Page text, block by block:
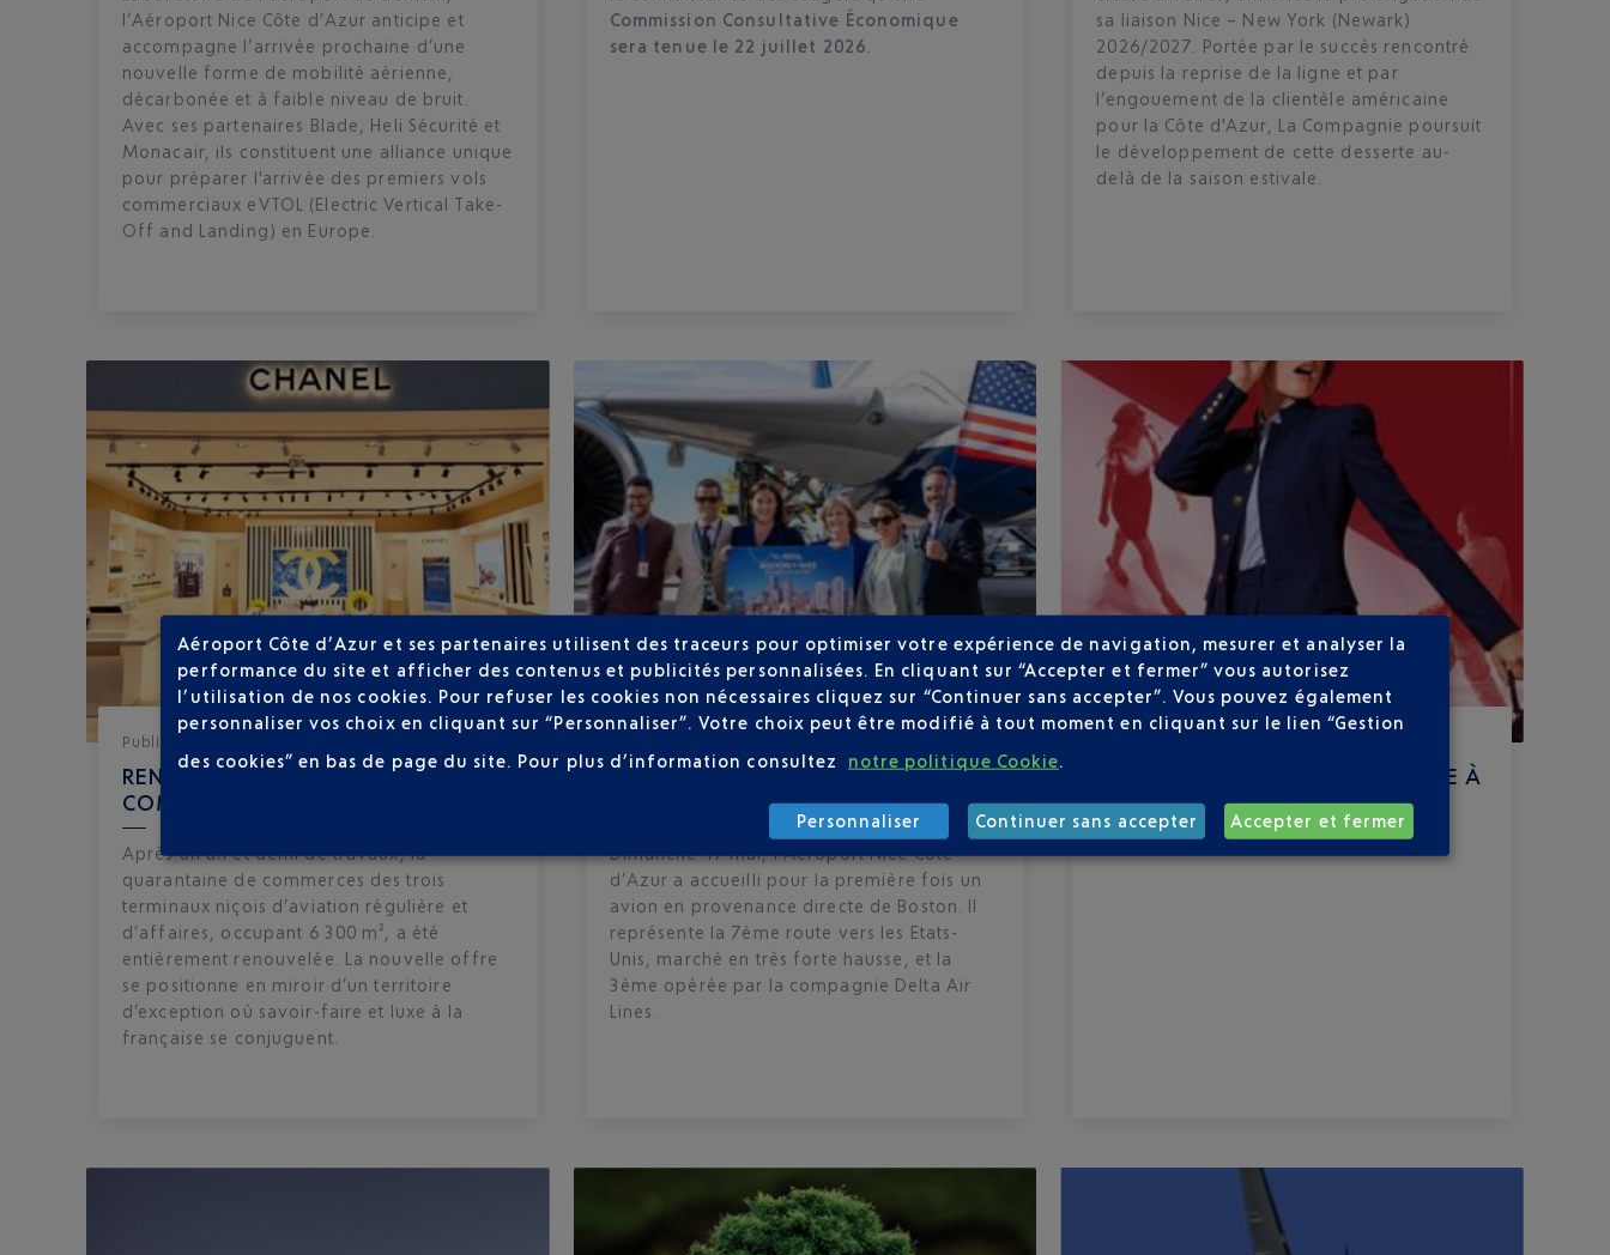
l’Aéroport Nice Côte d’Azur anticipe et
accompagne l’arrivée prochaine d’une
nouvelle forme de mobilité aérienne,
décarbonée et à faible niveau de bruit.
Avec ses partenaires Blade, Heli Sécurité et
Monacair, ils constituent une alliance unique
pour préparer l'arrivée des premiers vols
commerciaux eVTOL (Electric Vertical Take-
Off and Landing) en Europe.
Commission Consultative Économique
sera tenue le 22 juillet 2026.
sa liaison Nice – New York (Newark)
2026/2027. Portée par le succès rencontré
depuis la reprise de la ligne et par
l’engouement de la clientèle américaine
pour la Côte d'Azur, La Compagnie poursuit
le développement de cette desserte au-
delà de la saison estivale.
Publié
RENOUVELLEMENT DE L'OFFRE
COMMERCIALE
Après un an et demi de travaux, la
quarantaine de commerces des trois
terminaux niçois d’aviation régulière et
d’affaires, occupant 6 300 m², a été
entièrement renouvelée. La nouvelle offre
se positionne en miroir d’un territoire
d’exception où savoir-faire et luxe à la
française se conjuguent.
INAUGURATION DE LA LIGNE NICE-
BOSTON AVEC DELTA AIR LINES
Dimanche 17 mai, l’Aéroport Nice Côte
d’Azur a accueilli pour la première fois un
avion en provenance directe de Boston. Il
représente la 7ème route vers les Etats-
Unis, marché en très forte hausse, et la
3ème opérée par la compagnie Delta Air
Lines.
VIVEZ L’EXPÉRIENCE TAPIS ROUGE À
L’AÉROPORT DE NICE
Aéroport Côte d’Azur et ses partenaires utilisent des traceurs pour optimiser votre expérience de navigation, mesurer et analyser la
performance du site et afficher des contenus et publicités personnalisées. En cliquant sur “Accepter et fermer” vous autorisez
l’utilisation de nos cookies. Pour refuser les cookies non nécessaires cliquez sur “Continuer sans accepter”. Vous pouvez également
personnaliser vos choix en cliquant sur “Personnaliser”. Votre choix peut être modifié à tout moment en cliquant sur le lien “Gestion
des cookies” en bas de page du site. Pour plus d’information consultez notre politique Cookie
Personnaliser Continuer sans accepter Accepter et fermer